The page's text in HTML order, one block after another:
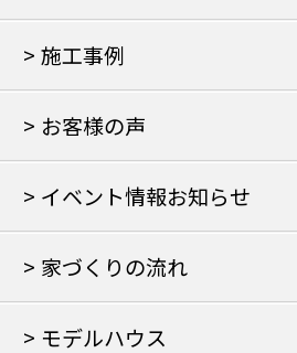
施工事例
お客様の声
イベント情報お知らせ
家づくりの流れ
モデルハウス